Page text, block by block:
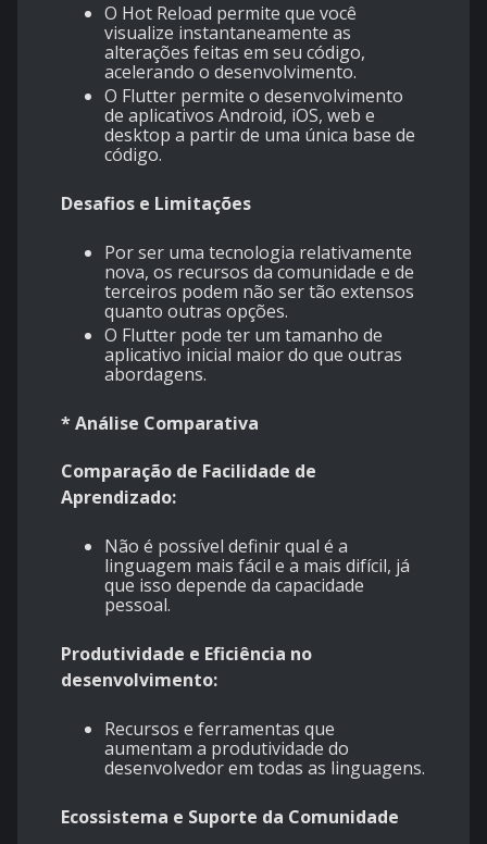
O Hot Reload permite que você
visualize instantaneamente as
alterações feitas em seu código,
acelerando o desenvolvimento.
O Flutter permite o desenvolvimento
de aplicativos Android, iOS, web e
desktop a partir de uma única base de
código.
Desafios e Limitações
Por ser uma tecnologia relativamente
nova, os recursos da comunidade e de
terceiros podem não ser tão extensos
quanto outras opções.
O Flutter pode ter um tamanho de
aplicativo inicial maior do que outras
abordagens.
* Análise Comparativa
Comparação de Facilidade de
Aprendizado:
Não é possível definir qual é a
linguagem mais fácil e a mais difícil, já
que isso depende da capacidade
pessoal.
Produtividade e Eficiência no
desenvolvimento:
Recursos e ferramentas que
aumentam a produtividade do
desenvolvedor em todas as linguagens.
Ecossistema e Suporte da Comunidade